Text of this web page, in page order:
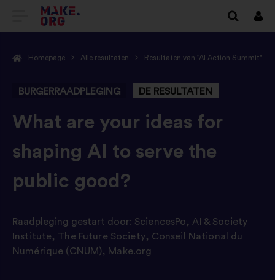
GA
DE
HOMEPAGE
VAN
MAKE.ORG
Homepage Alle resultaten Resultaten van "AI Action Summit"
BURGERRAADPLEGING DE RESULTATEN
-
What are your ideas for
shaping AI to serve the
public good?
Raadpleging gestart door: SciencesPo, AI & Society
Institute, The Future Society, Conseil National du
Numérique (CNUM), Make.org